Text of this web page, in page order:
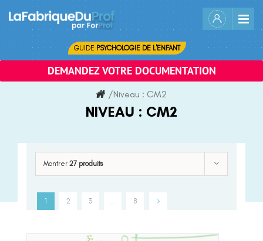
content
GUIDE PSYCHOLOGIE DE L'ENFANT
DEMANDEZ VOTRE DOCUMENTATION
/Niveau : CM2
NIVEAU : CM2
Montrer 27 produits
1 2 3 8